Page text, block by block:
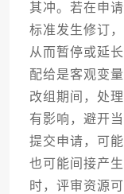
其冲。若在申
标准发生修订
从而暂停或延
配给是客观变
改组期间，处
有影响，避开
提交申请，可
也可能间接产
时，评审资源